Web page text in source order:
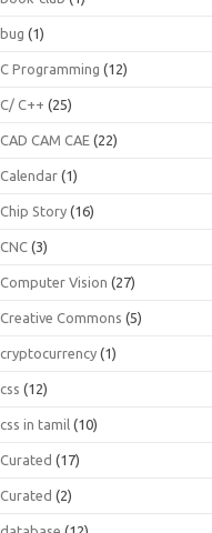
bug (1)
C Programming (12)
C/ C++ (25)
CAD CAM CAE (22)
Calendar (1)
Chip Story (16)
CNC (3)
Computer Vision (27)
Creative Commons (5)
cryptocurrency (1)
css (12)
css in tamil (10)
Curated (17)
Curated (2)